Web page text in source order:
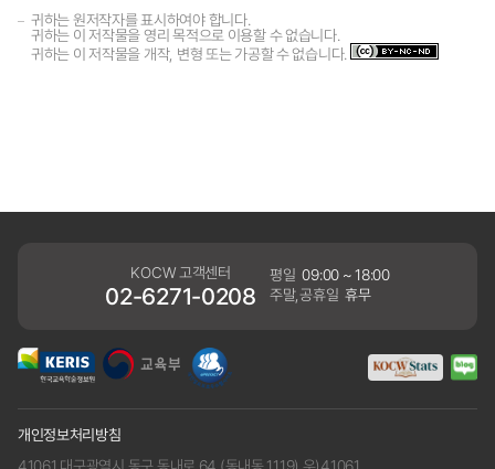
귀하는 원저작자를 표시하여야 합니다.
귀하는 이 저작물을 영리 목적으로 이용할 수 없습니다.
귀하는 이 저작물을 개작, 변형 또는 가공할 수 없습니다.
KOCW 고객센터
02-6271-0208
평일 09:00 ~ 18:00
주말,공휴일 휴무
개인정보처리방침